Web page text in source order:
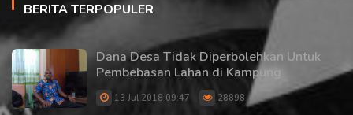
BERITA TERPOPULER
Dana Desa Tidak Diperbolehkan Untuk
Pembebasan Lahan di Kampung
13 Jul 2018 09:47 28898